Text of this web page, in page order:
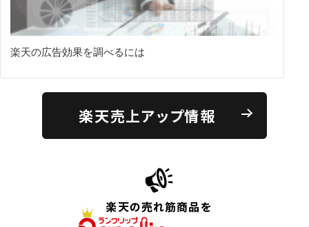
楽天の広告効果を調べるには
楽天売上アップ情報